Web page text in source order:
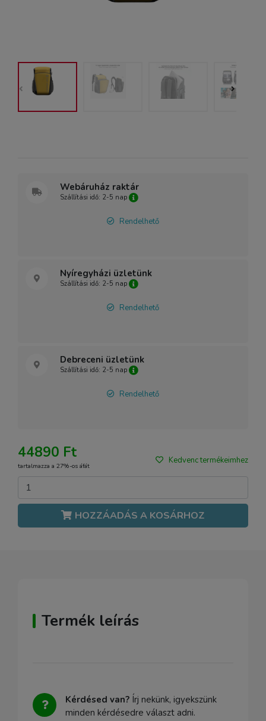
Webáruház raktár
Szállítási idő: 2-5 nap
Rendelhető
Nyíregyházi üzletünk
Szállítási idő: 2-5 nap
Rendelhető
Debreceni üzletünk
Szállítási idő: 2-5 nap
Rendelhető
44890 Ft
tartalmazza a 27%-os áfát
Kedvenc termékeimhez
HOZZÁADÁS A KOSÁRHOZ
Termék leírás
Kérdésed van? Írj nekünk, igyekszünk
minden kérdésedre választ adni.